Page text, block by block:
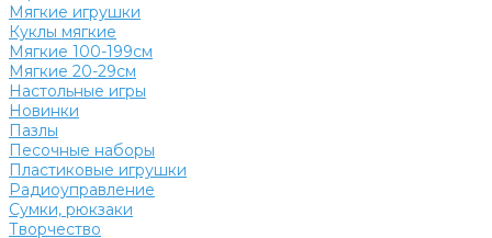
Мягкие игрушки
Куклы мягкие
Мягкие 100-199см
Мягкие 20-29см
Настольные игры
Новинки
Пазлы
Песочные наборы
Пластиковые игрушки
Радиоуправление
Сумки, рюкзаки
Творчество